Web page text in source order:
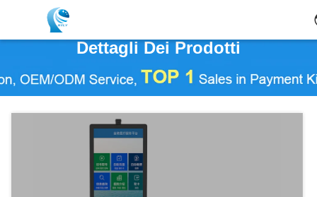
Dettagli Dei Prodotti